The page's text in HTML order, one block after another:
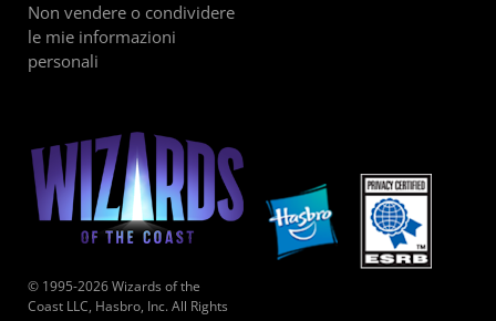
Non vendere o condividere
le mie informazioni
personali
© 1995-2026 Wizards of the
Coast LLC, Hasbro, Inc. All Rights